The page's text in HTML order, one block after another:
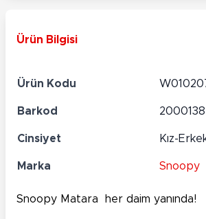
Ürün Bilgisi
Ürün Kodu
Barkod
Cinsiyet Kız-
Marka Snoopy
Snoopy Matara her daim yanında!